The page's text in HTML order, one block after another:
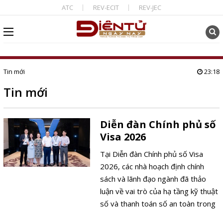
ATC REV-ECIT REV-JEC
Tin mới 23:18
Tin mới
Diễn đàn Chính phủ số
Visa 2026
Tại Diễn đàn Chính phủ số Visa
2026, các nhà hoạch định chính
sách và lãnh đạo ngành đã thảo
luận về vai trò của hạ tầng kỹ thuật
số và thanh toán số an toàn trong